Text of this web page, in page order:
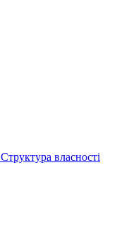
Структура власності